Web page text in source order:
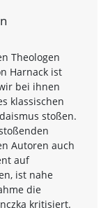
Theologen
Harnack ist
bei ihnen
klassischen
stoßen.
Autoren auch
auf
ist nahe
die
kritisiert.